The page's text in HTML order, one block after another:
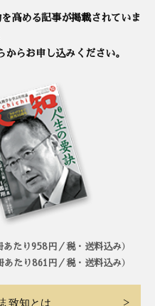
を高める記事が掲載されていま
らお申し込みください。
たり958円／税・送料込み）
たり861円／税・送料込み）
致知とは